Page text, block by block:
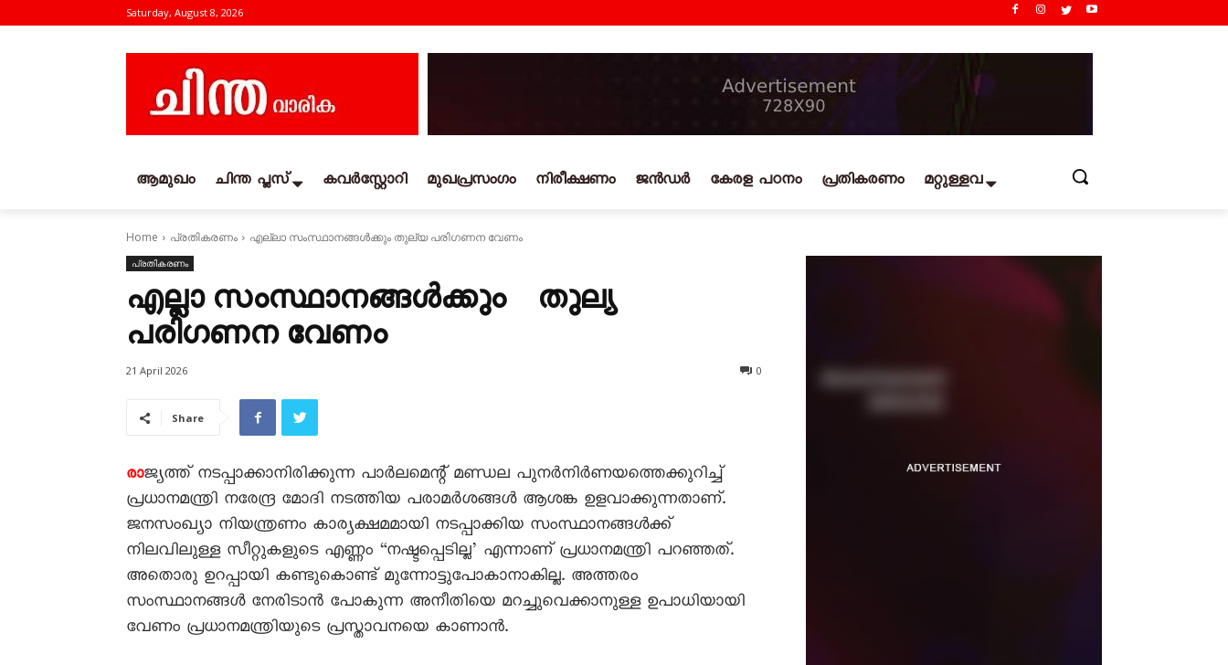
Saturday, August 8, 2026
ആമുഖം ചിന്ത പ്ലസ് കവര്‍സ്റ്റോറി മുഖപ്രസംഗം നിരീക്ഷണം ജൻഡർ കേരള പഠനം പ്രതികരണം മറ്റുള്ളവ
Home പ്രതികരണം എല്ലാ സംസ്ഥാനങ്ങൾക്കും തുല്യ പരിഗണന വേണം
പ്രതികരണം
എല്ലാ സംസ്ഥാനങ്ങൾക്കും തുല്യ
പരിഗണന വേണം
21 April 2026 0
Share
രാജ്യത്ത് നടപ്പാക്കാനിരിക്കുന്ന പാർലമെന്റ് മണ്ഡല പുനർനിർണയത്തെക്കുറിച്ച്
പ്രധാനമന്ത്രി നരേന്ദ്ര മോദി നടത്തിയ പരാമർശങ്ങൾ ആശങ്ക ഉളവാക്കുന്നതാണ്.
ജനസംഖ്യാ നിയന്ത്രണം കാര്യക്ഷമമായി നടപ്പാക്കിയ സംസ്ഥാനങ്ങൾക്ക്
നിലവിലുള്ള സീറ്റുകളുടെ എണ്ണം “നഷ്ടപ്പെടില്ല’ എന്നാണ് പ്രധാനമന്ത്രി പറഞ്ഞത്.
അതൊരു ഉറപ്പായി കണ്ടുകൊണ്ട് മുന്നോട്ടുപോകാനാകില്ല. അത്തരം
സംസ്ഥാനങ്ങൾ നേരിടാൻ പോകുന്ന അനീതിയെ മറച്ചുവെക്കാനുള്ള ഉപാധിയായി
വേണം പ്രധാനമന്ത്രിയുടെ പ്രസ്താവനയെ കാണാൻ.